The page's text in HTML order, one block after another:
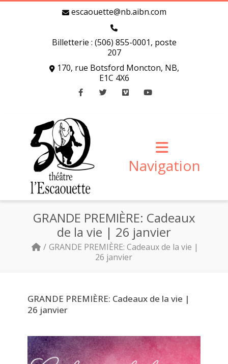
escaouette@nb.aibn.com
Billetterie : (506) 855-0001, poste
207
170, rue Botsford Moncton, NB,
E1C 4X6
Navigation
GRANDE PREMIÈRE: Cadeaux
de la vie | 26 janvier
GRANDE PREMIÈRE: Cadeaux de la vie |
26 janvier
GRANDE PREMIÈRE: Cadeaux de la vie |
26 janvier